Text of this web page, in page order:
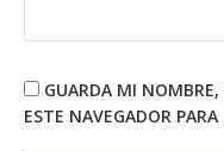
GUARDA MI NOMBRE,
ESTE NAVEGADOR